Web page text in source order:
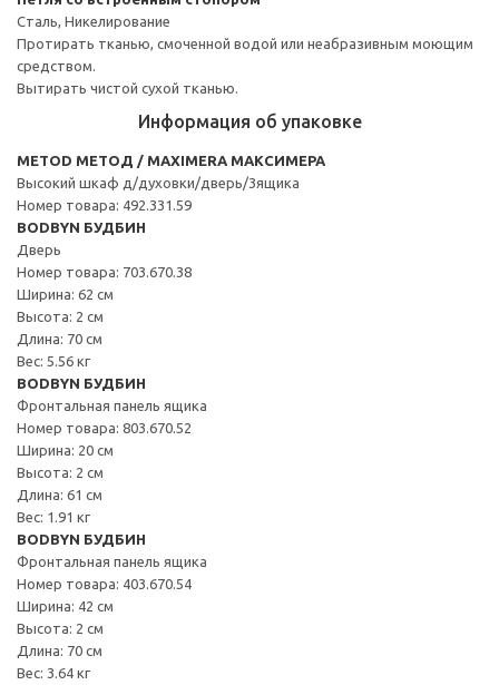
Сталь, Никелирование
Протирать тканью, смоченной водой или неабразивным моющим
средством.
Вытирать чистой сухой тканью.
Информация об упаковке
METOD МЕТОД / MAXIMERA МАКСИМЕРА
Высокий шкаф д/духовки/дверь/3ящика
Номер товара: 492.331.59
BODBYN БУДБИН
Дверь
Номер товара: 703.670.38
Ширина: 62 см
Высота: 2 см
Длина: 70 см
Вес: 5.56 кг
BODBYN БУДБИН
Фронтальная панель ящика
Номер товара: 803.670.52
Ширина: 20 см
Высота: 2 см
Длина: 61 см
Вес: 1.91 кг
BODBYN БУДБИН
Фронтальная панель ящика
Номер товара: 403.670.54
Ширина: 42 см
Высота: 2 см
Длина: 70 см
Вес: 3.64 кг